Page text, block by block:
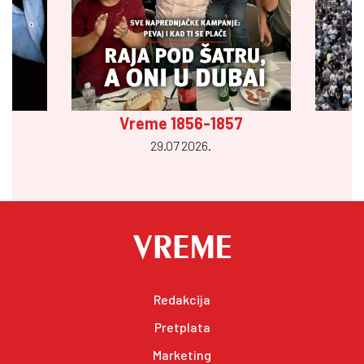
Vreme 1856-1857
29.07 2026.
Redakcija
Pretplata
Marketing